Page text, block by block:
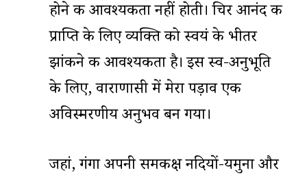
होने की आवश्यकता नहीं होती। चिर आनंद की
प्राप्ति के लिए व्यक्ति को स्वयं के भीतर
झांकने की आवश्यकता है। इस स्व-अनुभूति
के लिए, वाराणासी में मेरा पड़ाव एक
अविस्मरणीय अनुभव बन गया।
जहां, गंगा अपनी समकक्ष नदियों-यमुना और